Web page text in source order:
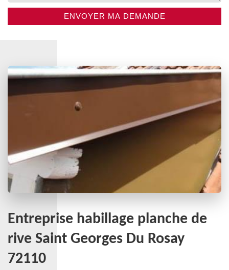
Entreprise habillage planche de
rive Saint Georges Du Rosay
72110